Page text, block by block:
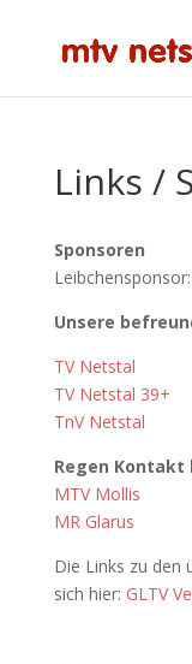
Links /
Sponsoren
Leibchensponsor:
Unsere
TV Netstal
TV Netstal 39+
TnV Netstal
Regen Kontakt
MTV Mollis
MR Glarus
Die Links zu den
sich hier: GLTV